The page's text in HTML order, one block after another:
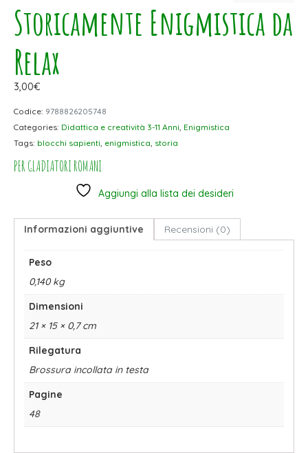
Storicamente Enigmistica da
Relax
3,00€
Codice: 9788826205748
Categories: Didattica e creatività 3-11 Anni Enigmistica
Tags: blocchi sapienti enigmistica storia
PER GLADIATORI ROMANI
Aggiungi alla lista dei desideri
Informazioni aggiuntive Recensioni (0)
Peso
0,140 kg
Dimensioni
21 × 15 × 0,7 cm
Rilegatura
Brossura incollata in testa
Pagine
48